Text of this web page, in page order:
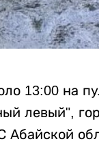
13:00 на
левый",
Абайской